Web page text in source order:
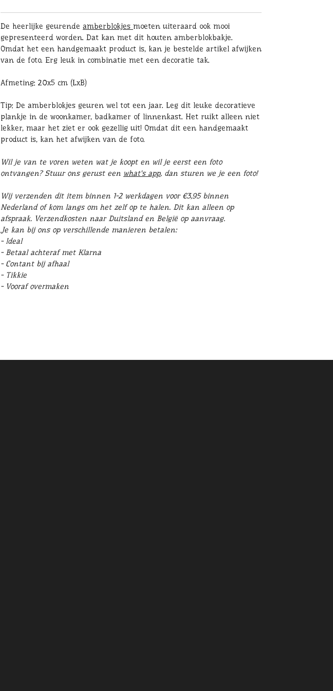
De heerlijke geurende amberblokjes moeten uiteraard ook mooi
gepresenteerd worden. Dat kan met dit houten amberblokbakje.
Omdat het een handgemaakt product is, kan je bestelde artikel afwijken
van de foto. Erg leuk in combinatie met een decoratie tak.
Afmeting: 20x5 cm (LxB)
Tip: De amberblokjes geuren wel tot een jaar. Leg dit leuke decoratieve
plankje in de woonkamer, badkamer of linnenkast. Het ruikt alleen niet
lekker, maar het ziet er ook gezellig uit! Omdat dit een handgemaakt
product is, kan het afwijken van de foto.
Wil je van te voren weten wat je koopt en wil je eerst een foto
ontvangen? Stuur ons gerust een what's app, dan sturen we je een foto!
Wij verzenden dit item binnen 1-2 werkdagen voor €3,95 binnen
Nederland of kom langs om het zelf op te halen. Dit kan alleen op
afspraak. Verzendkosten naar Duitsland en België op aanvraag.
Je kan bij ons op verschillende manieren betalen:
- Ideal
- Betaal achteraf met Klarna
- Contant bij afhaal
- Tikkie
- Vooraf overmaken